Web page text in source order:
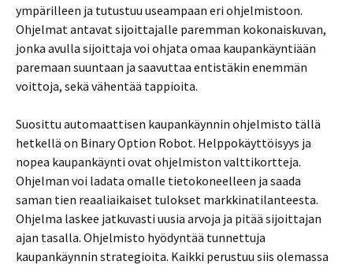
ympärilleen ja tutustuu useampaan eri ohjelmistoon.
Ohjelmat antavat sijoittajalle paremman kokonaiskuvan,
jonka avulla sijoittaja voi ohjata omaa kaupankäyntiään
paremaan suuntaan ja saavuttaa entistäkin enemmän
voittoja, sekä vähentää tappioita.
Suosittu automaattisen kaupankäynnin ohjelmisto tällä
hetkellä on Binary Option Robot. Helppokäyttöisyys ja
nopea kaupankäynti ovat ohjelmiston valttikortteja.
Ohjelman voi ladata omalle tietokoneelleen ja saada
saman tien reaaliaikaiset tulokset markkinatilanteesta.
Ohjelma laskee jatkuvasti uusia arvoja ja pitää sijoittajan
ajan tasalla. Ohjelmisto hyödyntää tunnettuja
kaupankäynnin strategioita. Kaikki perustuu siis olemassa